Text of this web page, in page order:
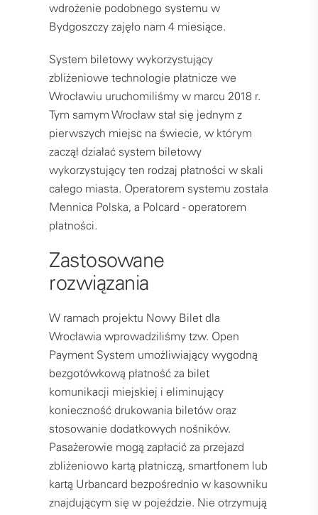
wdrożenie podobnego systemu w
Bydgoszczy zajęło nam 4 miesiące.
System biletowy wykorzystujący
zbliżeniowe technologie płatnicze we
Wrocławiu uruchomiliśmy w marcu 2018 r.
Tym samym Wrocław stał się jednym z
pierwszych miejsc na świecie, w którym
zaczął działać system biletowy
wykorzystujący ten rodzaj płatności w skali
całego miasta. Operatorem systemu została
Mennica Polska, a Polcard - operatorem
płatności.
Zastosowane
rozwiązania
W ramach projektu Nowy Bilet dla
Wrocławia wprowadziliśmy tzw. Open
Payment System umożliwiający wygodną
bezgotówkową płatność za bilet
komunikacji miejskiej i eliminujący
konieczność drukowania biletów oraz
stosowanie dodatkowych nośników.
Pasażerowie mogą zapłacić za przejazd
zbliżeniowo kartą płatniczą, smartfonem lub
kartą Urbancard bezpośrednio w kasowniku
znajdującym się w pojeździe. Nie otrzymują